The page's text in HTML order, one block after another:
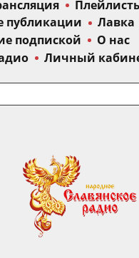
публикации
Лавка
подпиской
О нас
Личный